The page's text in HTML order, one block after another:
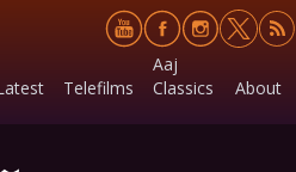
Telefilms
Aaj
Classics
About